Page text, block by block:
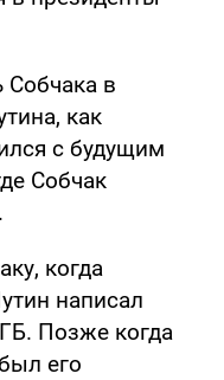
Собчака в
как
с будущим
Собчак
когда
написал
Позже когда
его